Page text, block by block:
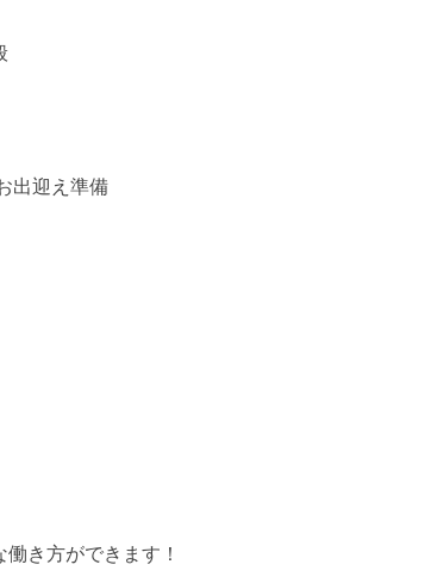
出迎え準備
き方ができます！